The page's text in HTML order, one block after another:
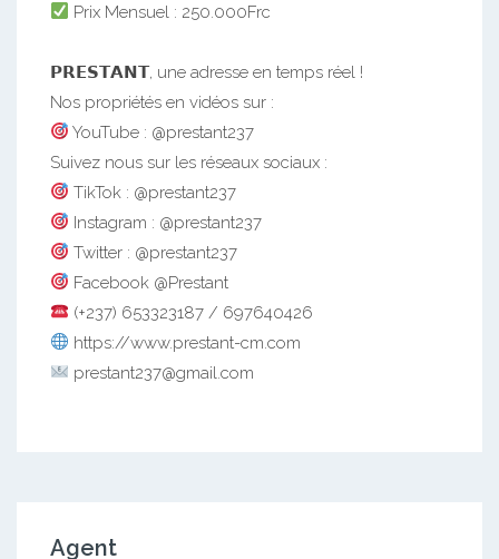
Prix Mensuel : 250.000Frc
𝗣𝗥𝗘𝗦𝗧𝗔𝗡𝗧, une adresse en temps réel !
Nos propriétés en vidéos sur :
YouTube : @prestant237
Suivez nous sur les réseaux sociaux :
TikTok : @prestant237
Instagram : @prestant237
Twitter : @prestant237
Facebook @Prestant
(+237) 653323187 / 697640426
https://www.prestant-cm.com
prestant237@gmail.com
Agent